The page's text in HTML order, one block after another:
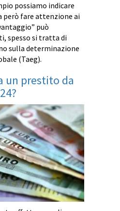
possiamo indicare
però fare attenzione ai
può
spesso si tratta di
sulla determinazione
(Taeg).
un prestito da